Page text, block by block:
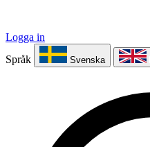
Logga in
Språk
Svenska